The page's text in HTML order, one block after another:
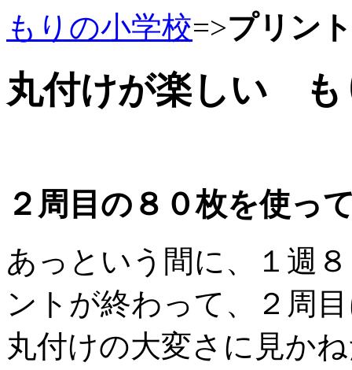
もりの小学校=>プリン
丸付けが楽しい も
２周目の８０枚を使っ
あっという間に、１週
ントが終わって、２周
丸付けの大変さに見か